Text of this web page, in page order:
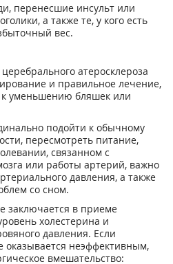
перенесшие инсульт или
а также те, у кого есть
вес.
атеросклероза
и правильное лечение,
к уменьшению бляшек или
подойти к обычному
пересмотреть питание,
связанном с
или работы артерий, важно
давления, а также
со сном.
заключается в приеме
холестерина и
давления. Если
оказывается неэффективным,
вмешательство: